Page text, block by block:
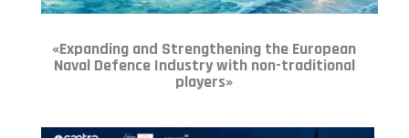
«Expanding and Strengthening the European
Naval Defence Industry with non-traditional
players»